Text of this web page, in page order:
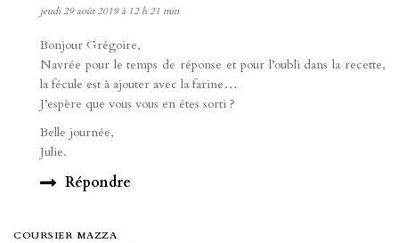
jeudi 29 août 2019 à 12 h 21 min
Bonjour Grégoire,
Navrée pour le temps de réponse et pour l’oubli dans la recette,
la fécule est à ajouter avec la farine…
J’espère que vous vous en êtes sorti ?
Belle journée,
Julie.
Répondre
COURSIER MAZZA